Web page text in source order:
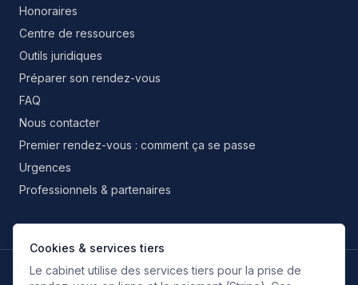
Cookies & services tiers
Le cabinet utilise des services tiers pour la prise de
Honoraires
Centre de ressources
Outils juridiques
Préparer son rendez-vous
FAQ
Nous contacter
Premier rendez-vous : comment ça se passe
Urgences
Professionnels & partenaires
LANGUES DE TRAVAIL